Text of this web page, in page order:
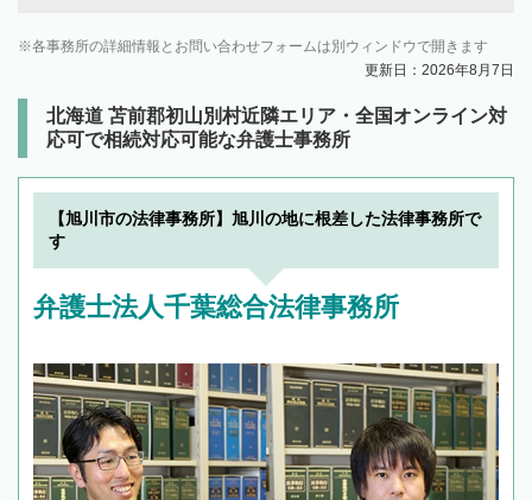
各事務所の詳細情報とお問い合わせフォームは別ウィンドウで開きます
更新日：2026年8月7日
北海道 苫前郡初山別村近隣エリア・全国オンライン対
応可で相続対応可能な弁護士事務所
【旭川市の法律事務所】旭川の地に根差した法律事務所で
す
弁護士法人千葉総合法律事務所